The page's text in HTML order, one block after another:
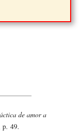
de amor a
p. 49.